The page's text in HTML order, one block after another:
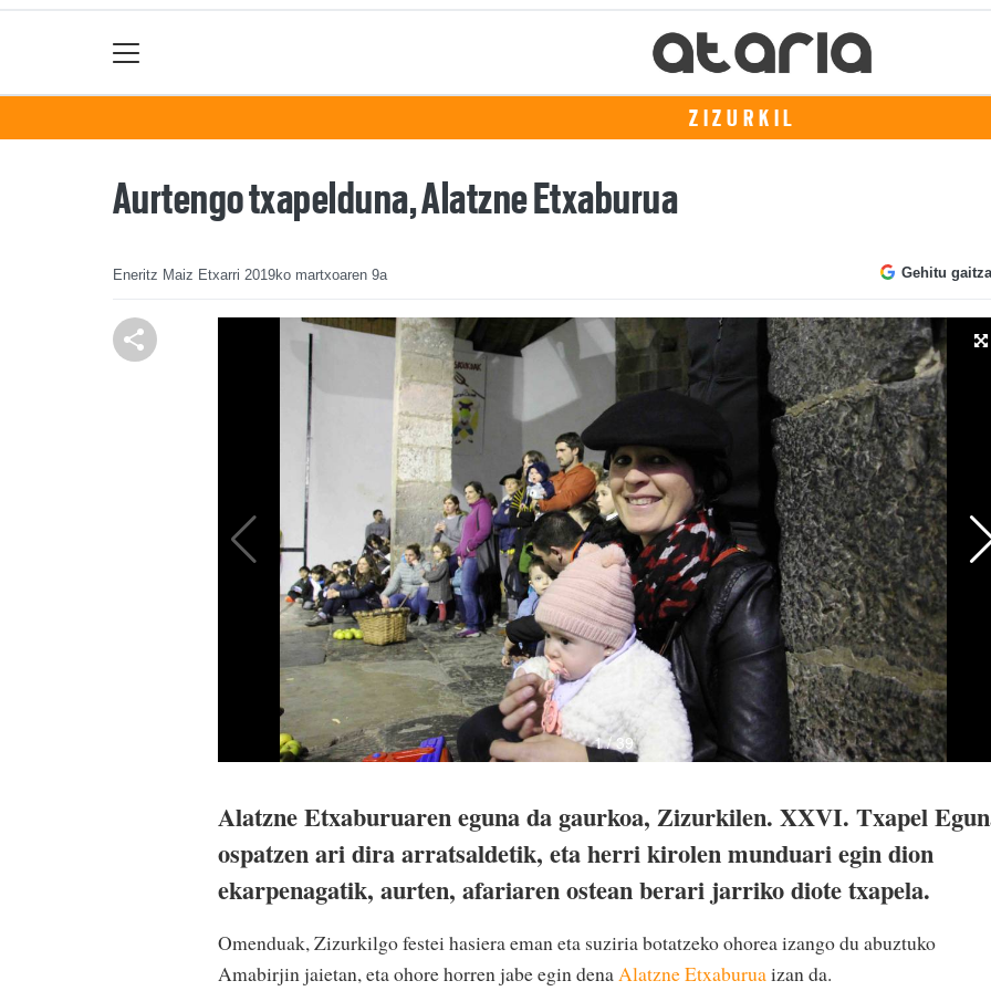
ZIZURKIL
Aurtengo txapelduna, Alatzne Etxaburua
Eneritz Maiz Etxarri 2019ko martxoaren 9a Gehitu
Alatzne Etxaburuaren eguna da gaurkoa, Zizurkilen. XXVI. Txapel
ospatzen ari dira arratsaldetik, eta herri kirolen munduari egin dion
ekarpenagatik, aurten, afariaren ostean berari jarriko diote txapela.
Omenduak, Zizurkilgo festei hasiera eman eta suziria botatzeko ohorea izango du abuztuko
Amabirjin jaietan, eta ohore horren jabe egin denaAlatzne Etxaburuaizan da.